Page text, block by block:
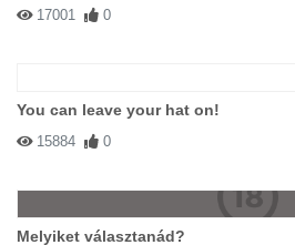
17001 0
You can leave your hat on!
15884 0
Melyiket választanád?